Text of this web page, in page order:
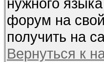
форум на
получить на
Вернуться к